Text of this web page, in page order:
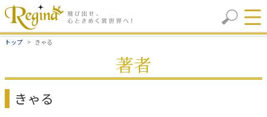
トップ きゃる
著者
きゃる